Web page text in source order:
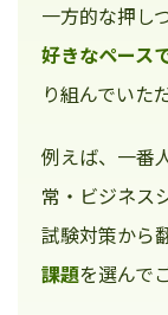
一方的な押し
好きなペース
り組んでいた
例えば、一番
常・ビジネス
試験対策から
課題を選んで